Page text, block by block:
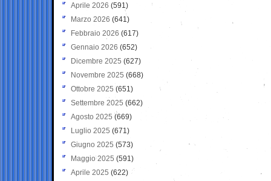
Aprile 2026 (591)
Marzo 2026 (641)
Febbraio 2026 (617)
Gennaio 2026 (652)
Dicembre 2025 (627)
Novembre 2025 (668)
Ottobre 2025 (651)
Settembre 2025 (662)
Agosto 2025 (669)
Luglio 2025 (671)
Giugno 2025 (573)
Maggio 2025 (591)
Aprile 2025 (622)